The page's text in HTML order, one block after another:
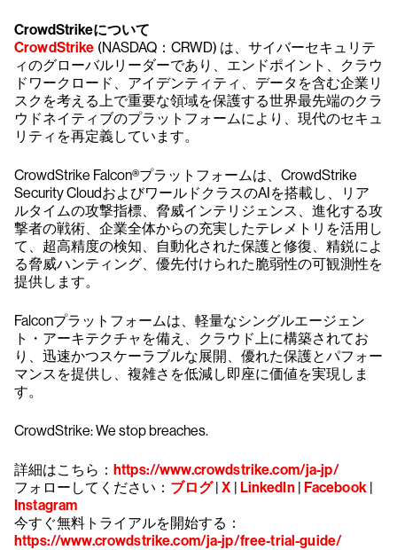
CrowdStrikeについて
CrowdStrike (NASDAQ：CRWD) は、サイバーセキュリテ
ィのグローバルリーダーであり、エンドポイント、クラウ
ドワークロード、アイデンティティ、データを含む企業リ
スクを考える上で重要な領域を保護する世界最先端のクラ
ウドネイティブのプラットフォームにより、現代のセキュ
リティを再定義しています。
CrowdStrike Falcon®プラットフォームは、CrowdStrike
Security CloudおよびワールドクラスのAIを搭載し、リア
ルタイムの攻撃指標、脅威インテリジェンス、進化する攻
撃者の戦術、企業全体からの充実したテレメトリを活用し
て、超高精度の検知、自動化された保護と修復、精鋭によ
る脅威ハンティング、優先付けられた脆弱性の可観測性を
提供します。
Falconプラットフォームは、軽量なシングルエージェン
ト・アーキテクチャを備え、クラウド上に構築されてお
り、迅速かつスケーラブルな展開、優れた保護とパフォー
マンスを提供し、複雑さを低減し即座に価値を実現しま
す。
CrowdStrike: We stop breaches.
詳細はこちら： https://www.crowdstrike.com/ja-jp/
フォローしてください： ブログ|X | LinkedIn| Facebook|
Instagram
今すぐ無料トライアルを開始する：
https://www.crowdstrike.com/ja-jp/free-trial-guide/